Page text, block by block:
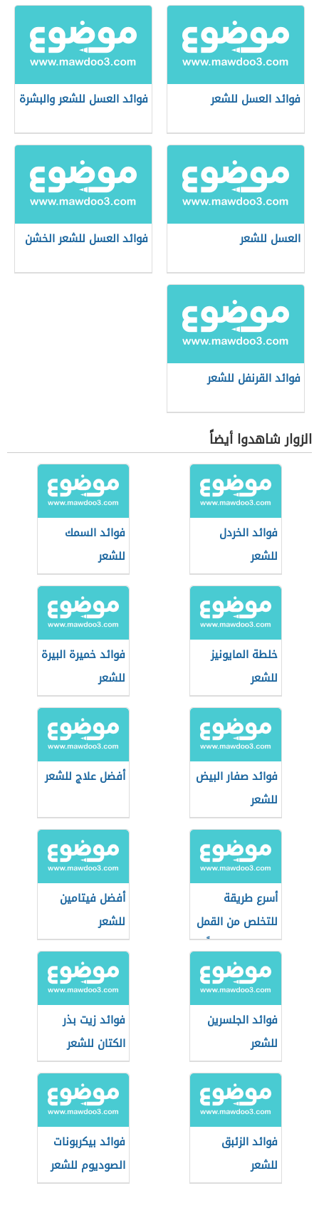
فوائد العسل للشعر فوائد العسل للشعر والبشرة
العسل للشعر فوائد العسل للشعر الخشن
فوائد القرنفل للشعر
الزوار شاهدوا أيضاً
فوائد الخردل
للشعر
فوائد السمك
للشعر
خلطة المايونيز
للشعر
فوائد خميرة البيرة
للشعر
فوائد صفار البيض
للشعر
أفضل علاج للشعر
أسرع طريقة
للتخلص من القمل
والصيبان نهائياً
أفضل فيتامين
للشعر
فوائد الجلسرين
للشعر
فوائد زيت بذر
الكتان للشعر
فوائد الزئبق
للشعر
فوائد بيكربونات
الصوديوم للشعر